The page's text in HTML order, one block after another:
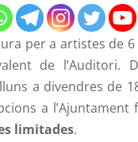
per a artistes de 6
de l’Auditori.
a divendres de
a l’Ajuntament
limitades.